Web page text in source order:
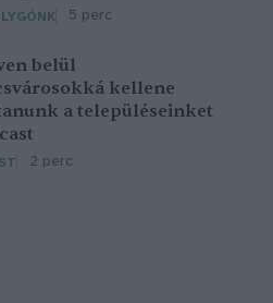
5 perc
belül
kellene
a településeinket
2 perc